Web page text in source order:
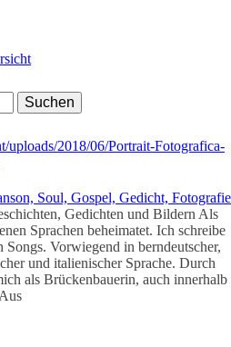
Soul, Gospel, Gedicht, Fotografie
Gedichten und Bildern Als
Sprachen beheimatet. Ich schreibe
Vorwiegend in berndeutscher,
und italienischer Sprache. Durch
als Brückenbauerin, auch innerhalb